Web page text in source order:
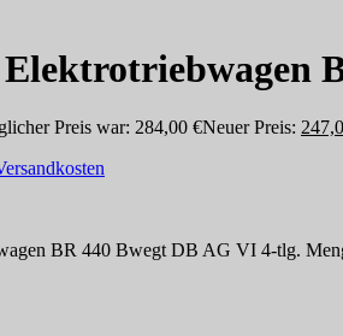
Preis war: 284,00 €Neuer Preis:
BR 440 Bwegt DB AG VI 4-tlg.